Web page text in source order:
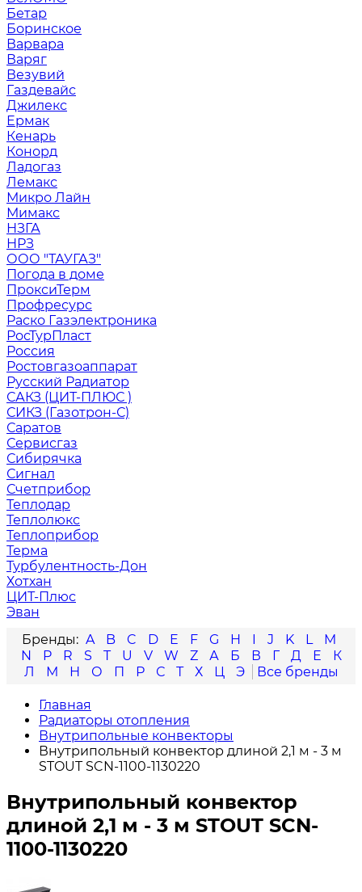
Бетар
Боринское
Варвара
Варяг
Везувий
Газдевайс
Джилекс
Ермак
Кенарь
Конорд
Ладогаз
Лемакс
Микро Лайн
Мимакс
НЗГА
НРЗ
ООО "ТАУГАЗ"
Погода в доме
ПроксиТерм
Профресурс
Раско Газэлектроника
РосТурПласт
Россия
Ростовгазоаппарат
Русский Радиатор
САКЗ (ЦИТ-ПЛЮС )
СИКЗ (Газотрон-С)
Саратов
Сервисгаз
Сибирячка
Сигнал
Счетприбор
Теплодар
Теплолюкс
Теплоприбор
Терма
Турбулентность-Дон
Хотхан
ЦИТ-Плюс
Эван
A
B C D E F G H I J K L
M
N
P R S T U V W Z А Б В Г Д Е
К
Л
М Н О П Р С Т Х Ц Э
Главная
Радиаторы отопления
Внутрипольные конвекторы
Внутрипольный конвектор длиной 2,1 м - 3 м
STOUT SCN-1100-1130220
Внутрипольный конвектор
длиной 2,1 м - 3 м STOUT SCN-
1100-1130220